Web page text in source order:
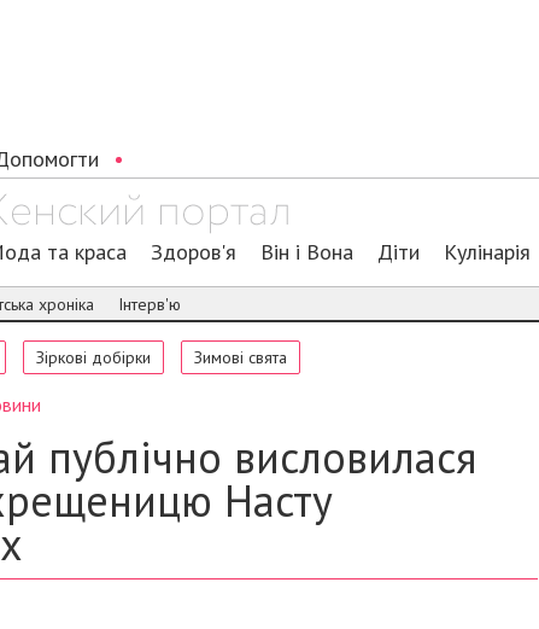
та краса Здоров'я Він і Вона Діти Кулінарія
хроніка Інтерв'ю
Зіркові добірки Зимові свята
публічно висловилася
Насту